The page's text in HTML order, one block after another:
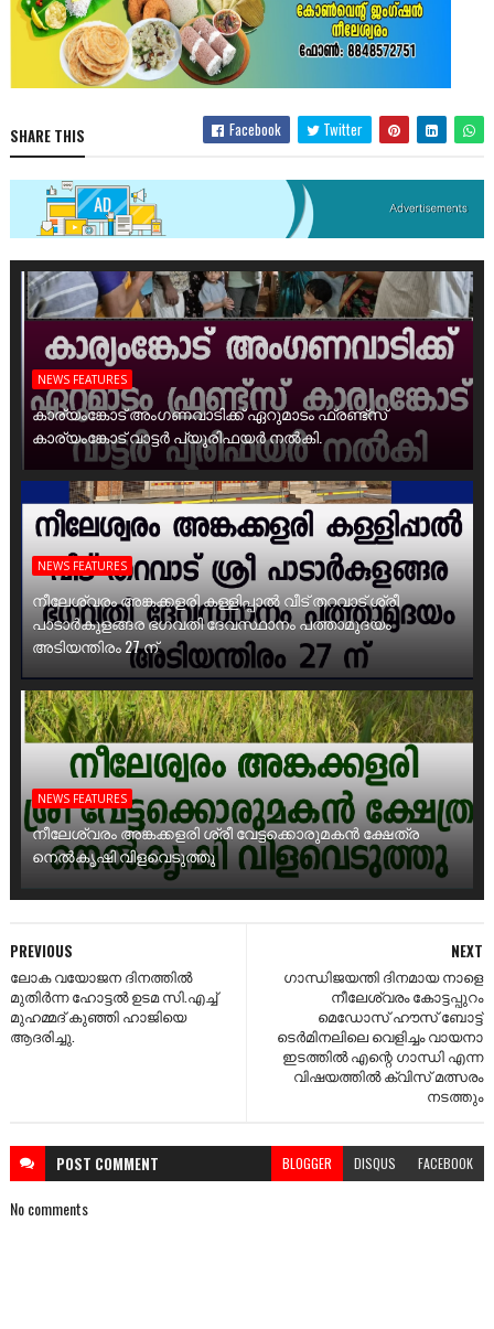
SHARE THIS Facebook Twitter
NEWS FEATURES
കാര്യംങ്കോട് അംഗണവാടിക്ക് ഏറുമാടം ഫ്രണ്ട്സ്
കാര്യംങ്കോട് വാട്ടർ പ്യൂരിഫയർ നൽകി.
NEWS FEATURES
നീലേശ്വരം അങ്കക്കളരി കള്ളിപ്പാൽ വീട് തറവാട് ശ്രീ
പാടാർകുളങ്ങര ഭഗവതി ദേവസ്ഥാനം പത്താമുദയം
അടിയന്തിരം 27 ന്
NEWS FEATURES
നീലേശ്വരം അങ്കക്കളരി ശ്രീ വേട്ടക്കൊരുമകൻ ക്ഷേത്ര
നെൽകൃഷി വിളവെടുത്തു
NEXT
ഗാന്ധിജയന്തി ദിനമായ നാളെ
നീലേശ്വരം കോട്ടപ്പുറം
മെഡോസ് ഹൗസ് ബോട്ട്
ടെർമിനലിലെ വെളിച്ചം വായനാ
ഇടത്തിൽ എന്റെ ഗാന്ധി എന്ന
വിഷയത്തിൽ ക്വിസ് മത്സരം
നടത്തും
PREVIOUS
ലോക വയോജന ദിനത്തിൽ
മുതിർന്ന ഹോട്ടൽ ഉടമ സി.എച്ച്
മുഹമ്മദ് കുഞ്ഞി ഹാജിയെ
ആദരിച്ചു.
POST COMMENT BLOGGER DISQUS FACEBOOK
No comments